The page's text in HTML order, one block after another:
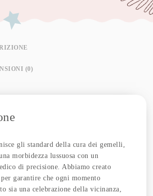
(0)
gli standard della cura dei gemelli,
morbidezza lussuosa con un
di precisione. Abbiamo creato
garantire che ogni momento
sia una celebrazione della vicinanza,